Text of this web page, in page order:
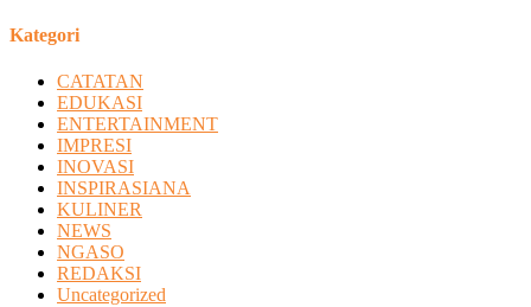
Kategori
CATATAN
EDUKASI
ENTERTAINMENT
IMPRESI
INOVASI
INSPIRASIANA
KULINER
NEWS
NGASO
REDAKSI
Uncategorized